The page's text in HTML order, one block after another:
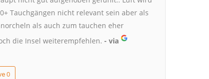
Tauchgängen nicht relevant sein aber als
als auch zum tauchen eher
die Insel weiterempfehlen. - via
0